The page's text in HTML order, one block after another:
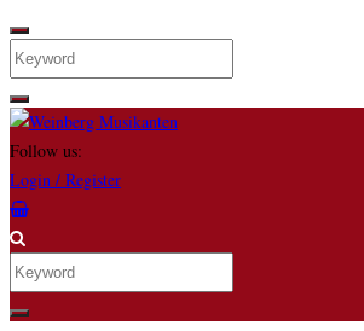
Search
Follow us:
Login / Register
Search